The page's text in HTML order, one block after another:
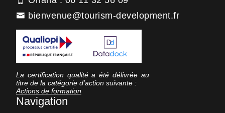
bienvenue@tourism-development.fr
La certification qualité a été délivrée au
titre de la catégorie d’action suivante :
Actions de formation
Navigation